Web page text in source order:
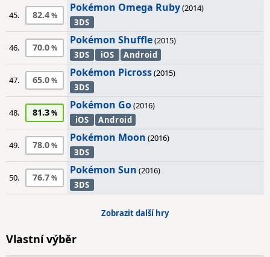
45. 82.4
Pokémon Omega Ruby(2014)
3DS
46. 70.0
Pokémon Shuffle(2015)
3DS
iOS Android
47. 65.0
Pokémon Picross(2015)
3DS
48. 81.3
Pokémon Go(2016)
iOS
Android
49. 78.0
Pokémon Moon (2016)
3DS
50. 76.7
Pokémon Sun (2016)
3DS
Zobrazit další hry
Vlastní výběr